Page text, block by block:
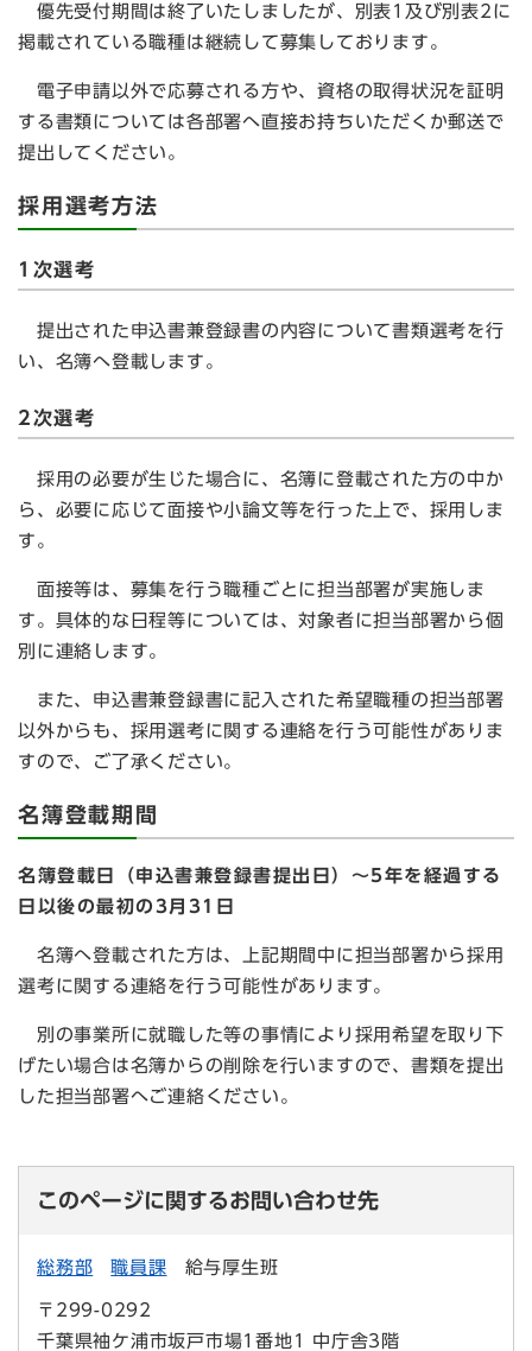
優先受付期間は終了いたしましたが、別表1及び別表2に
掲載されている職種は継続して募集しております。
電子申請以外で応募される方や、資格の取得状況を証明
する書類については各部署へ直接お持ちいただくか郵送で
提出してください。
採用選考方法
1次選考
提出された申込書兼登録書の内容について書類選考を行
い、名簿へ登載します。
2次選考
採用の必要が生じた場合に、名簿に登載された方の中か
ら、必要に応じて面接や小論文等を行った上で、採用しま
す。
面接等は、募集を行う職種ごとに担当部署が実施しま
す。具体的な日程等については、対象者に担当部署から個
別に連絡します。
また、申込書兼登録書に記入された希望職種の担当部署
以外からも、採用選考に関する連絡を行う可能性がありま
すので、ご了承ください。
名簿登載期間
名簿登載日（申込書兼登録書提出日）～5年を経過する
日以後の最初の3月31日
名簿へ登載された方は、上記期間中に担当部署から採用
選考に関する連絡を行う可能性があります。
別の事業所に就職した等の事情により採用希望を取り下
げたい場合は名簿からの削除を行いますので、書類を提出
した担当部署へご連絡ください。
このページに関するお問い合わせ先
総務部 職員課 給与厚生班
〒299-0292
千葉県袖ケ浦市坂戸市場1番地1 中庁舎3階